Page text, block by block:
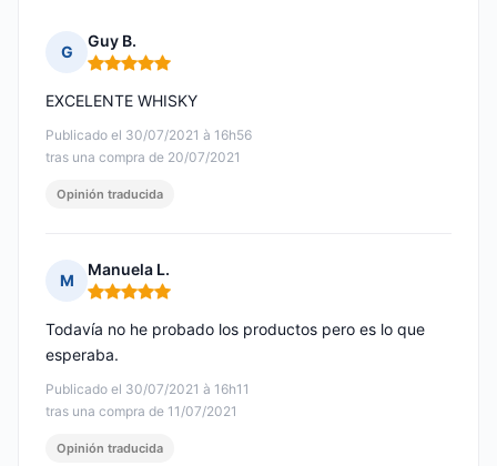
G
Guy B.
Nota: 5 de 5
Publicado el 30/07/2021 à 16h56
tras una compra de 20/07/2021
EXCELENTE WHISKY
Opinión traducida
M
Manuela L.
Nota: 5 de 5
Publicado el 30/07/2021 à 16h11
tras una compra de 11/07/2021
Todavía no he probado los productos pero es lo que
esperaba.
Opinión traducida